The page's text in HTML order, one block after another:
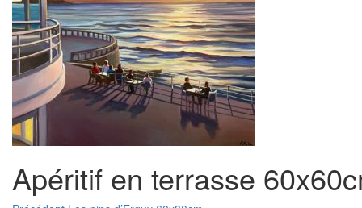
Apéritif en terrasse